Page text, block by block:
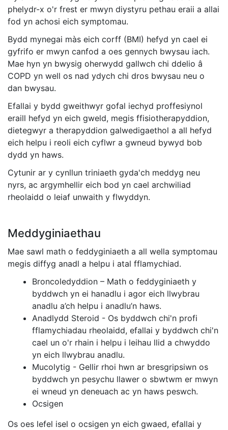
phelydr-x o'r frest er mwyn diystyru pethau eraii a allai
fod yn achosi eich symptomau.
Bydd mynegai màs eich corff (BMI) hefyd yn cael ei
gyfrifo er mwyn canfod a oes gennych bwysau iach.
Mae hyn yn bwysig oherwydd gallwch chi ddelio â
COPD yn well os nad ydych chi dros bwysau neu o
dan bwysau.
Efallai y bydd gweithwyr gofal iechyd proffesiynol
eraill hefyd yn eich gweld, megis ffisiotherapyddion,
dietegwyr a therapyddion galwedigaethol a all hefyd
eich helpu i reoli eich cyflwr a gwneud bywyd bob
dydd yn haws.
Cytunir ar y cynllun triniaeth gyda'ch meddyg neu
nyrs, ac argymhellir eich bod yn cael archwiliad
rheolaidd o leiaf unwaith y flwyddyn.
Meddyginiaethau
Mae sawl math o feddyginiaeth a all wella symptomau
megis diffyg anadl a helpu i atal fflamychiad.
Broncoledyddion – Math o feddyginiaeth y
byddwch yn ei hanadlu i agor eich llwybrau
anadlu a’ch helpu i anadlu’n haws.
Anadlydd Steroid - Os byddwch chi'n profi
fflamychiadau rheolaidd, efallai y byddwch chi'n
cael un o'r rhain i helpu i leihau llid a chwyddo
yn eich llwybrau anadlu.
Mucolytig - Gellir rhoi hwn ar bresgripsiwn os
byddwch yn pesychu llawer o sbwtwm er mwyn
ei wneud yn deneuach ac yn haws peswch.
Ocsigen
Os oes lefel isel o ocsigen yn eich gwaed, efallai y